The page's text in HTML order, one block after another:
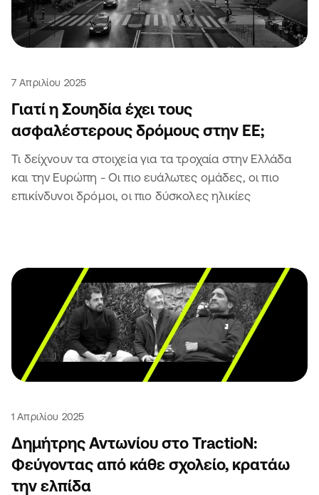
7 Απριλίου 2025
Γιατί η Σουηδία έχει τους
ασφαλέστερους δρόμους στην ΕΕ;
Τι δείχνουν τα στοιχεία για τα τροχαία στην Ελλάδα
και την Ευρώπη - Οι πιο ευάλωτες ομάδες, οι πιο
επικίνδυνοι δρόμοι, οι πιο δύσκολες ηλικίες
1 Απριλίου 2025
Δημήτρης Αντωνίου στο TractioN:
Φεύγοντας από κάθε σχολείο, κρατάω
την ελπίδα